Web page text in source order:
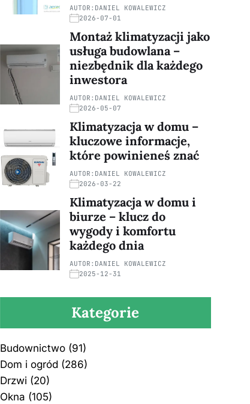
AUTOR: DANIEL KOWALEWICZ
2026-07-01
Montaż klimatyzacji jako
usługa budowlana –
niezbędnik dla każdego
inwestora
AUTOR: DANIEL KOWALEWICZ
2026-05-07
Klimatyzacja w domu –
kluczowe informacje,
które powinieneś znać
AUTOR: DANIEL KOWALEWICZ
2026-03-22
Klimatyzacja w domu i
biurze – klucz do
wygody i komfortu
każdego dnia
AUTOR: DANIEL KOWALEWICZ
2025-12-31
Kategorie
Budownictwo(91)
Dom i ogród (286)
Drzwi (20)
Okna (105)